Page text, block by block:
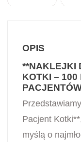
OPIS
**NAKLEJKI
KOTKI –
Pacjent
myślą o